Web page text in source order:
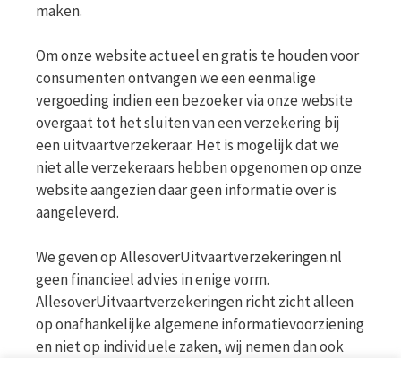
maken.
Om onze website actueel en gratis te houden voor
consumenten ontvangen we een eenmalige
vergoeding indien een bezoeker via onze website
overgaat tot het sluiten van een verzekering bij
een uitvaartverzekeraar. Het is mogelijk dat we
niet alle verzekeraars hebben opgenomen op onze
website aangezien daar geen informatie over is
aangeleverd.
We geven op AllesoverUitvaartverzekeringen.nl
geen financieel advies in enige vorm.
AllesoverUitvaartverzekeringen richt zicht alleen
op onafhankelijke algemene informatievoorziening
en niet op individuele zaken, wij nemen dan ook